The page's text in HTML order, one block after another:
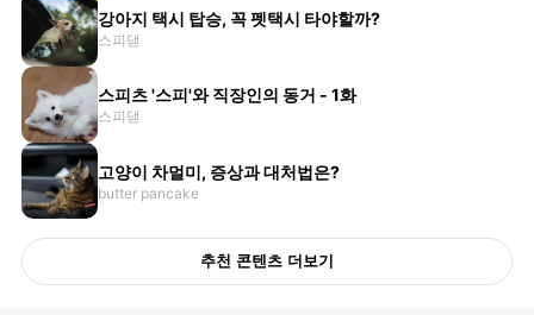
강아지 택시 탑승, 꼭 펫택시 타야할까?
스피댇
스피츠 '스피'와 직장인의 동거 - 1화
스피댇
고양이 차멀미, 증상과 대처법은?
butter pancake
추천 콘텐츠 더보기